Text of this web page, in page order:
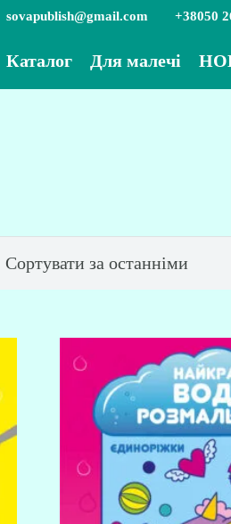
sovapublish@gmail.com +38050
Каталог Для малечі